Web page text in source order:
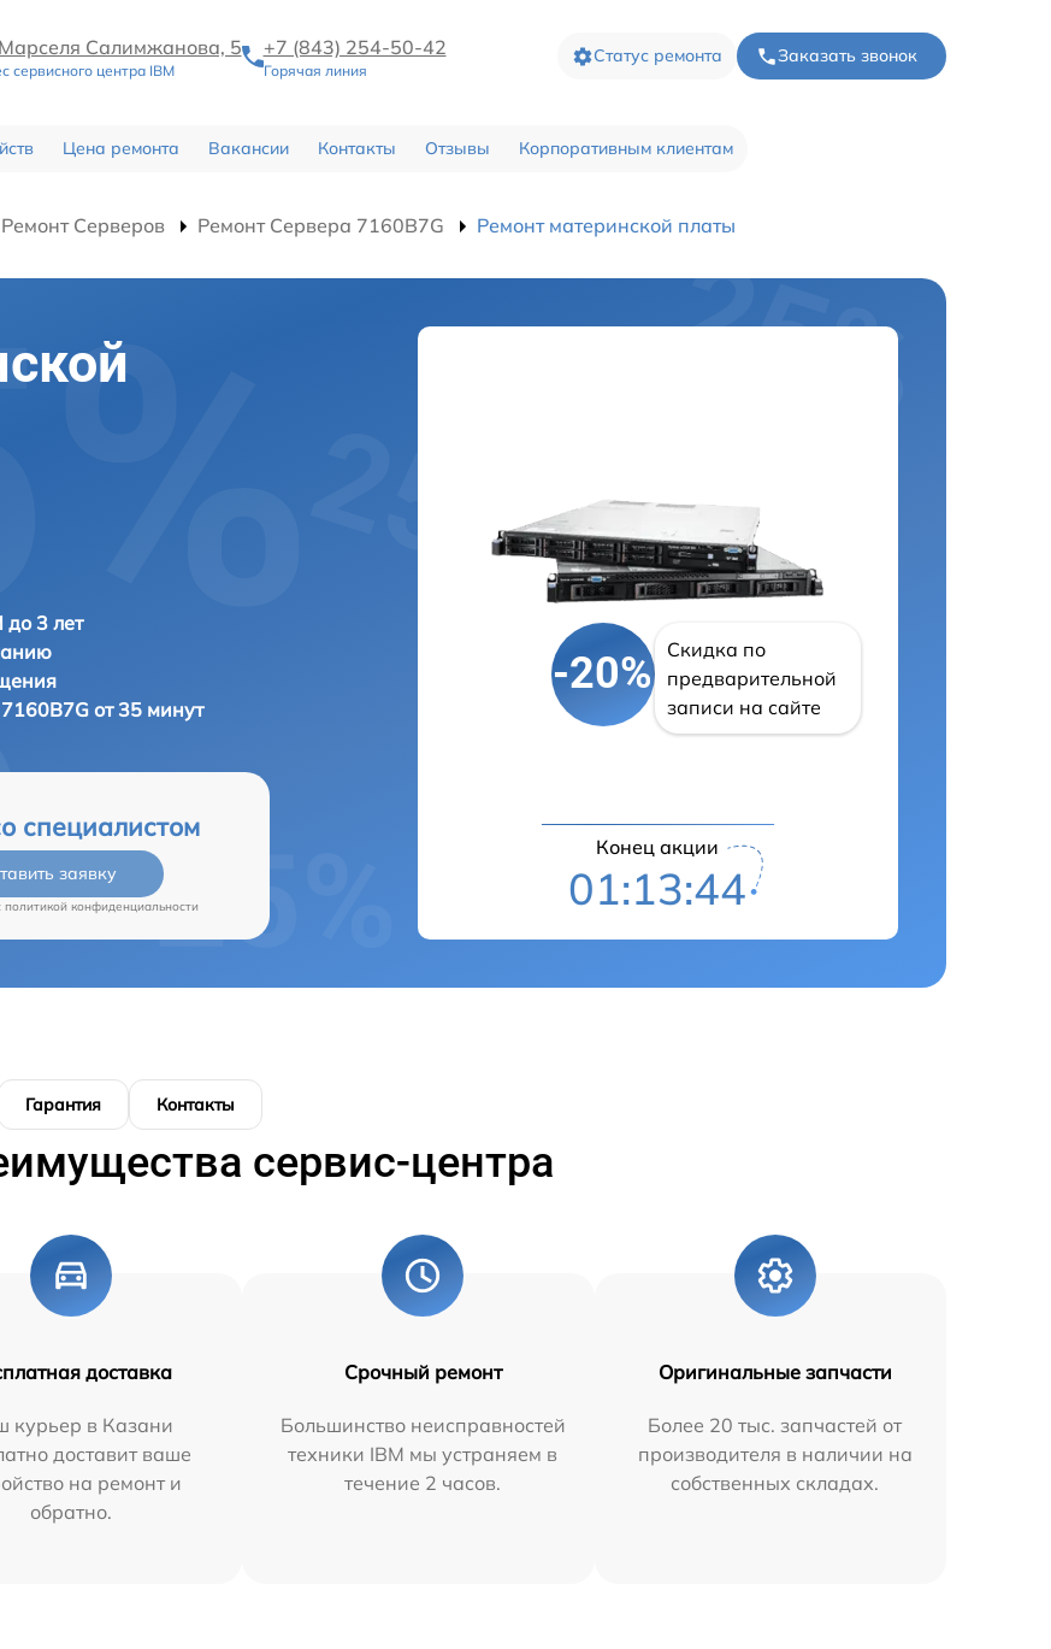
Салимжанова, 5
сервисного центра IBM
+7 (843) 254-50-42
Горячая линия
Статус ремонта Заказать звонок
Цена ремонта Вакансии Контакты Отзывы Корпоративным клиентам
Ремонт Серверов Ремонт Сервера 7160B7G Ремонт материнской платы
до 3 лет
от 35 минут
специалистом
заявку
политикой конфиденциальности
-20%
Скидка по
предварительной
записи на сайте
Конец акции
01:13:43
Гарантия Контакты
сервис-центра
доставка
курьер в Казани
доставит ваше
на ремонт и
обратно.
Срочный ремонт
Большинство неисправностей
техники IBM мы устраняем в
течение 2 часов.
Оригинальные запчасти
Более 20 тыс. запчастей от
производителя в наличии на
собственных складах.